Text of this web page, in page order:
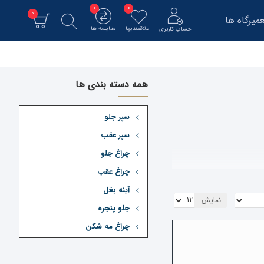
ها
حساب کاربری علاقمندیها
0
مقایسه ها
0
0
نیاز را به صورت
نمایش:
همه دسته بندی ها
سپر جلو
سپر عقب
چراغ جلو
چراغ عقب
آینه بغل
جلو پنجره
چراغ مه شکن